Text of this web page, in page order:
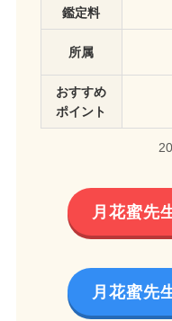
鑑定料
所属
おすすめ
ポイント
月花蜜先
月花蜜先